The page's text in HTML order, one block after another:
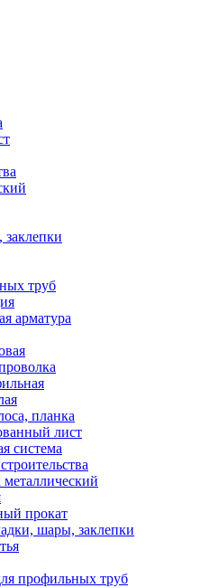
труб
арматура
планка
лист
система
прокат
шары, заклепки
профильных труб